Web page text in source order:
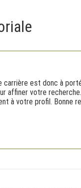
est donc à
affiner votre
à votre profil. Bonne